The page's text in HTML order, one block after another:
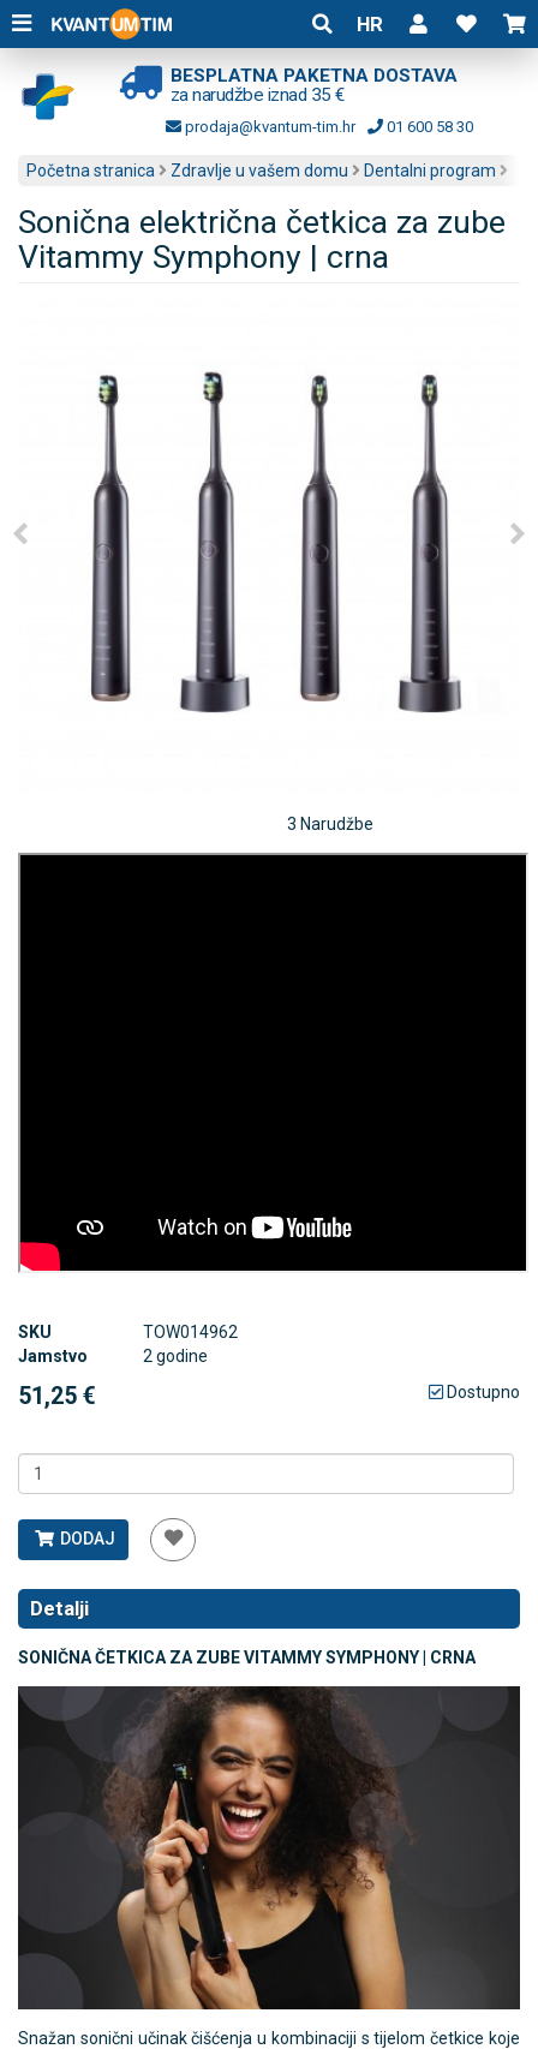
HR
BESPLATNA PAKETNA DOSTAVA
za narudžbe iznad 35 €
prodaja@kvantum-tim.hr 01 600 58 30
Početna stranica Zdravlje u vašem domu Dentalni program
Sonična električna četkica za zube
Vitammy Symphony | crna
3 Narudžbe
SKU
TOW014962
Jamstvo
2 godine
51,25 € Dostupno
DODAJ
Detalji
SONIČNA ČETKICA ZA ZUBE VITAMMY SYMPHONY | CRNA
Snažan sonični učinak čišćenja u kombinaciji s tijelom četkice koje